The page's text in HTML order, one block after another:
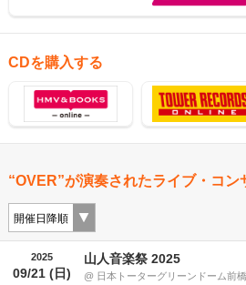
CDを購入する
“OVER”が演奏されたライブ・コン
2025
09/21 (日)
山人音楽祭 2025
@ 日本トーターグリーンドーム前